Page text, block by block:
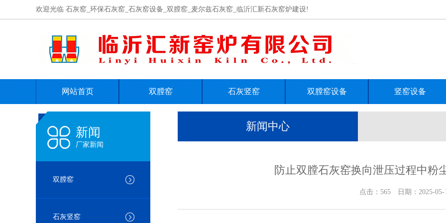
欢迎光临 石灰窑_环保石灰窑_石灰窑设备_双膛窑_麦尔兹石灰窑_临沂汇新石灰窑炉建设!
网站首页 双膛窑 石灰竖窑 双膛窑设备 竖窑设备
新闻
厂家新闻
双膛窑
石灰竖窑
新闻中心
防止双膛石灰窑换向泄压过程中粉
点击：565 日期：2025-05-